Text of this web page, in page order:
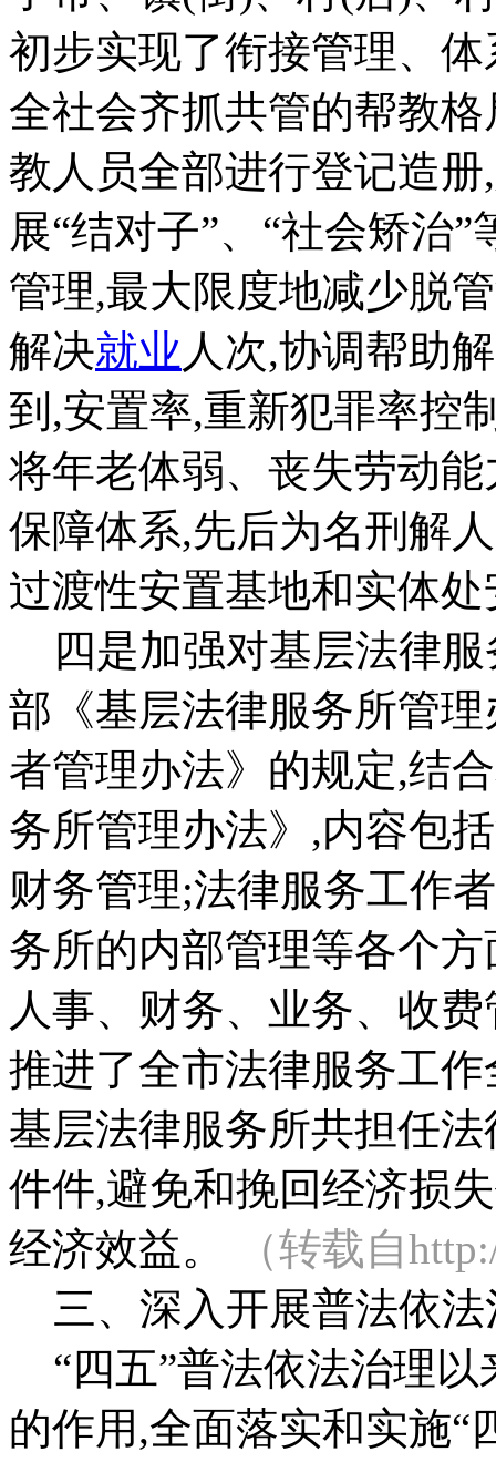
初步实现了衔接管理、
全社会齐抓共管的帮教
教人员全部进行登记造
展“结对子”、“社会矫治
管理,最大限度地减少脱
解决就业 人次,协调帮助
到,安置率,重新犯罪率控
将年老体弱、丧失劳动
保障体系,先后为名刑解
过渡性安置基地和实体
四是加强对基层法律服
部《基层法律服务所管
者管理办法》的规定,结
务所管理办法》,内容包
财务管理;法律服务工作
务所的内部管理等各个
人事、财务、业务、收
推进了全市法律服务工
基层法律服务所共担任
件件,避免和挽回经济损
经济效益。
（转载自
三、深入开展普法依法
“四五”普法依法治理以
的作用,全面落实和实施“